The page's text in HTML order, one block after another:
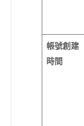
帳號創建
時間